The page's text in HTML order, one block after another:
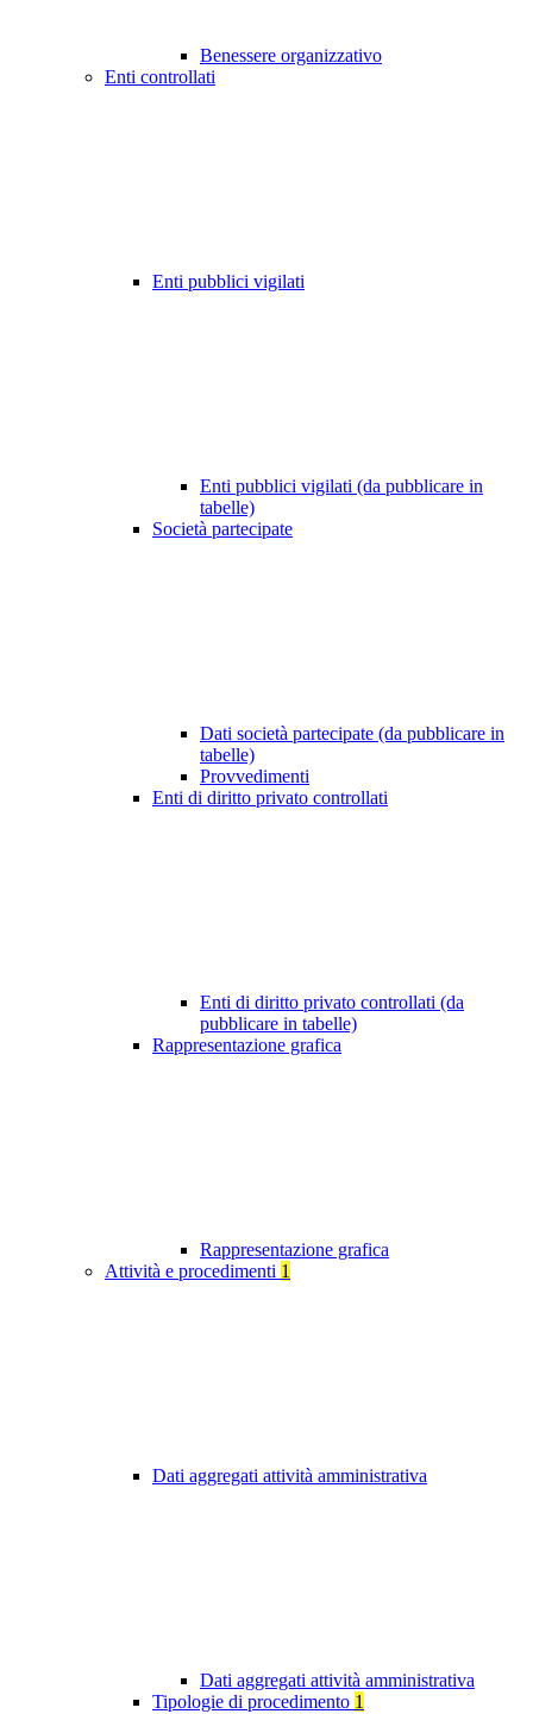
Benessere organizzativo
Enti controllati
Enti pubblici vigilati
Enti pubblici vigilati (da pubblicare in
tabelle)
Società partecipate
Dati società partecipate (da pubblicare in
tabelle)
Provvedimenti
Enti di diritto privato controllati
Enti di diritto privato controllati (da
pubblicare in tabelle)
Rappresentazione grafica
Rappresentazione grafica
Attività e procedimenti 1
Dati aggregati attività amministrativa
Dati aggregati attività amministrativa
Tipologie di procedimento 1